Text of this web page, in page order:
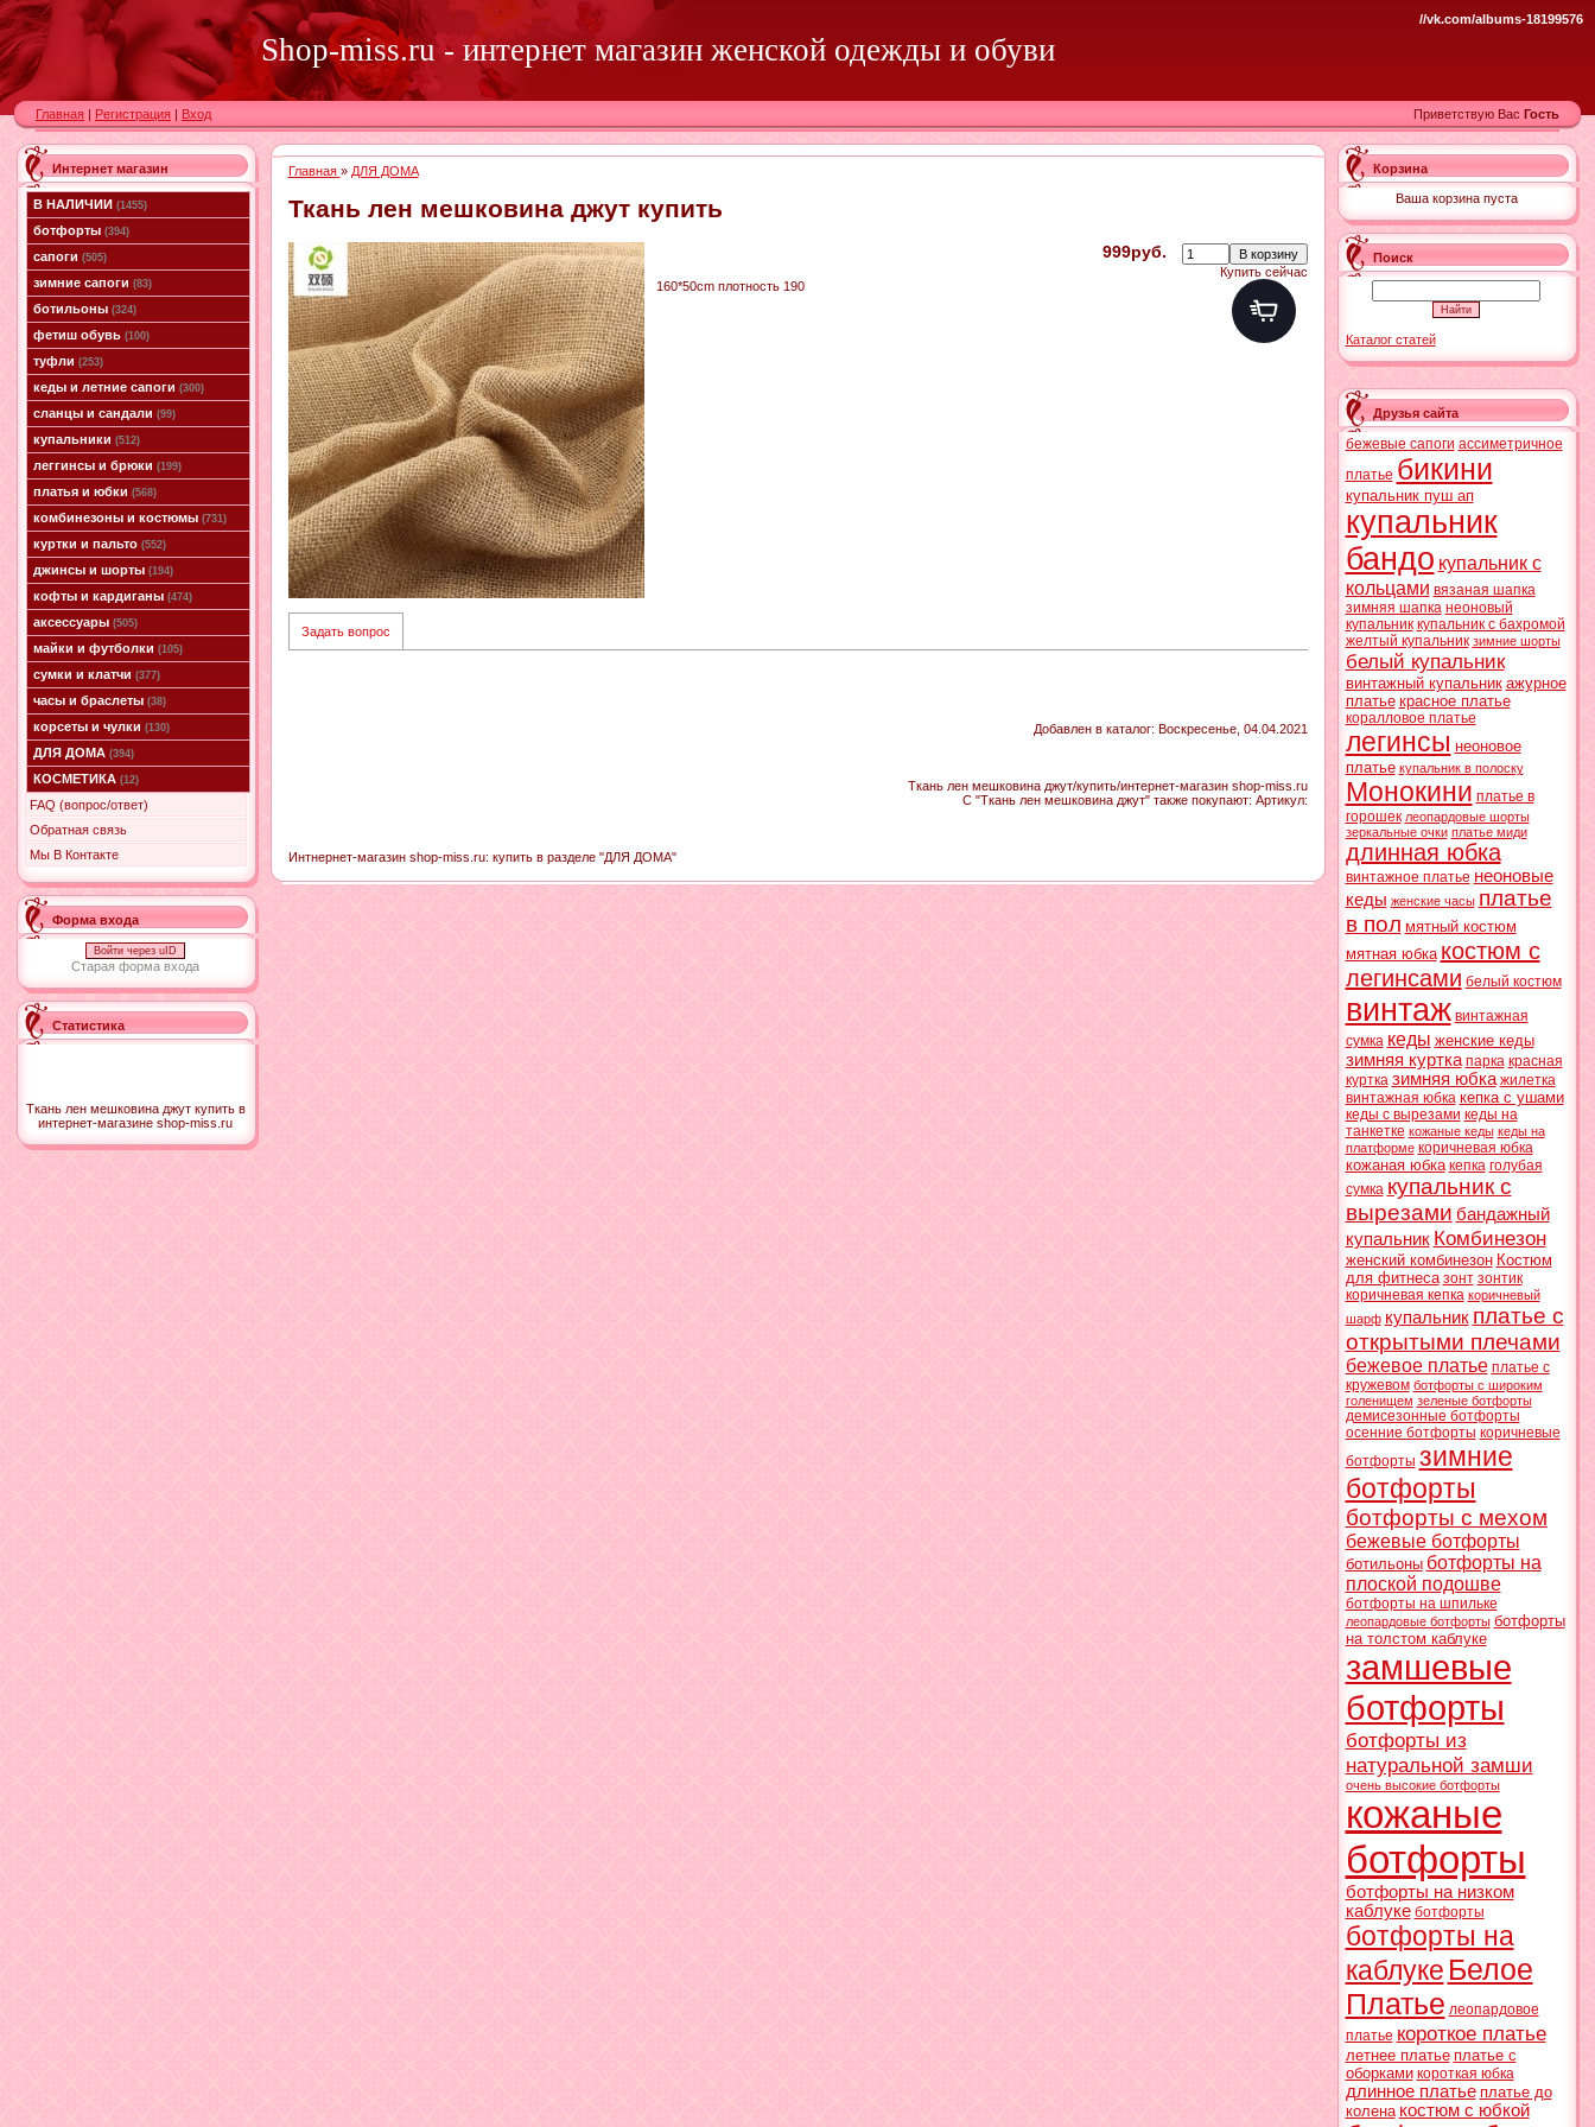
Shop-miss.ru - интернет магазин женской одежды и обуви
//vk.com/albums-18199576
Главная | Регистрация | Вход Приветствую Вас Гость
Интернет магазин
В НАЛИЧИИ(1455)
ботфорты(394)
сапоги(505)
зимние сапоги(83)
ботильоны(324)
фетиш обувь(100)
туфли(253)
кеды и летние сапоги(300)
сланцы и сандали(99)
купальники(512)
леггинсы и брюки(199)
платья и юбки(568)
комбинезоны и костюмы(731)
куртки и пальто(552)
джинсы и шорты(194)
кофты и кардиганы(474)
аксессуары(505)
майки и футболки(105)
сумки и клатчи(377)
часы и браслеты(38)
корсеты и чулки(130)
ДЛЯ ДОМА(394)
КОСМЕТИКА(12)
FAQ (вопрос/ответ)
Обратная связь
Мы В Контакте
Форма входа
Войти через uID
Старая форма входа
Статистика
Ткань лен мешковина джут купить в
интернет-магазине shop-miss.ru
Главная » ДЛЯ ДОМА
Ткань лен мешковина джут купить
999руб.
160*50cm плотность 190
Купить сейчас
Задать вопрос
Добавлен в каталог: Воскресенье, 04.04.2021
Ткань лен мешковина джут/купить/интернет-магазин shop-miss.ru
С "Ткань лен мешковина джут" также покупают: Артикул:
Интнернет-магазин shop-miss.ru: купить в разделе "ДЛЯ ДОМА"
Корзина
Ваша корзина пуста
Поиск
Каталог статей
Друзья сайта
бежевые сапоги ассиметричное
платье бикини
купальник пуш ап
купальник
бандо купальник с
кольцами вязаная шапка
зимняя шапка неоновый
купальник купальник с бахромой
желтый купальник зимние шорты
белый купальник
винтажный купальник ажурное
платье красное платье
коралловое платье
легинсы неоновое
платье купальник в полоску
Монокини платье в
горошек леопардовые шорты
зеркальные очки платье миди
длинная юбка
винтажное платье неоновые
кеды женские часы платье
в пол мятный костюм
мятная юбка костюм с
легинсами белый костюм
винтаж винтажная
сумка кеды женские кеды
зимняя куртка парка красная
куртка зимняя юбка жилетка
винтажная юбка кепка с ушами
кеды с вырезами кеды на
танкетке кожаные кеды кеды на
платформе коричневая юбка
кожаная юбка кепка голубая
сумка купальник с
вырезами бандажный
купальник Комбинезон
женский комбинезон Костюм
для фитнеса зонт зонтик
коричневая кепка коричневый
шарф купальник платье с
открытыми плечами
бежевое платье платье с
кружевом ботфорты с широким
голенищем зеленые ботфорты
демисезонные ботфорты
осенние ботфорты коричневые
ботфорты зимние
ботфорты
ботфорты с мехом
бежевые ботфорты
ботильоны ботфорты на
плоской подошве
ботфорты на шпильке
леопардовые ботфорты ботфорты
на толстом каблуке
замшевые
ботфорты
ботфорты из
натуральной замши
очень высокие ботфорты
кожаные
ботфорты
ботфорты на низком
каблуке ботфорты
ботфорты на
каблуке Белое
Платье леопардовое
платье короткое платье
летнее платье платье с
оборками короткая юбка
длинное платье платье до
колена костюм с юбкой